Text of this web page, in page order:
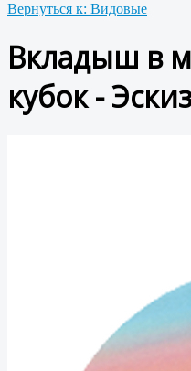
Вернуться к: Видовые
Вкладыш в
кубок -